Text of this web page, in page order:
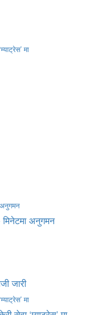
मिनेटमा अनुगमन
जारी